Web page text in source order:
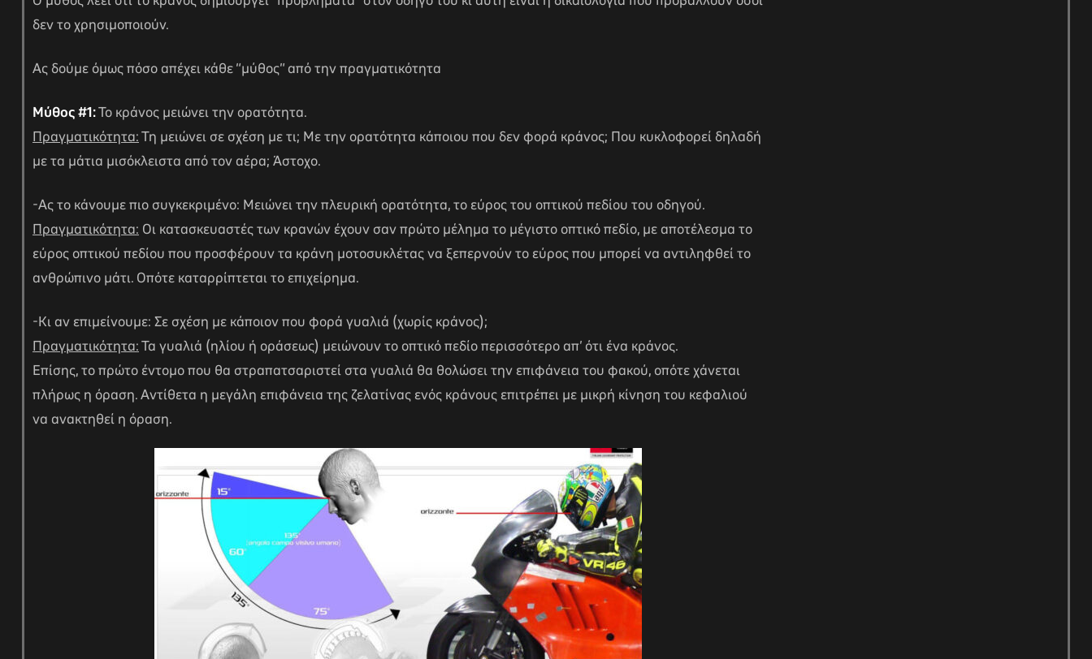
δεν το χρησιμοποιούν.
Ας δούμε όμως πόσο απέχει κάθε “μύθος” από την πραγματικότητα
Μύθος #1:Το κράνος μειώνει την ορατότητα.
Πραγματικότητα:Τη μειώνει σε σχέση με τι; Με την ορατότητα κάποιου που δεν φορά κράνος; Που κυκλοφορεί δηλαδή
με τα μάτια μισόκλειστα από τον αέρα; Άστοχο.
-Ας το κάνουμε πιο συγκεκριμένο: Μειώνει την πλευρική ορατότητα, το εύρος του οπτικού πεδίου του οδηγού.
Πραγματικότητα: Οι κατασκευαστές των κρανών έχουν σαν πρώτο μέλημα το μέγιστο οπτικό πεδίο, με αποτέλεσμα το
εύρος οπτικού πεδίου που προσφέρουν τα κράνη μοτοσυκλέτας να ξεπερνούν το εύρος που μπορεί να αντιληφθεί το
ανθρώπινο μάτι. Οπότε καταρρίπτεται το επιχείρημα.
-Κι αν επιμείνουμε: Σε σχέση με κάποιον που φορά γυαλιά (χωρίς κράνος);
Πραγματικότητα:Τα γυαλιά (ηλίου ή οράσεως) μειώνουν το οπτικό πεδίο περισσότερο απ’ ότι ένα κράνος.
Επίσης, το πρώτο έντομο που θα στραπατσαριστεί στα γυαλιά θα θολώσει την επιφάνεια του φακού, οπότε χάνεται
πλήρως η όραση. Αντίθετα η μεγάλη επιφάνεια της ζελατίνας ενός κράνους επιτρέπει με μικρή κίνηση του κεφαλιού
να ανακτηθεί η όραση.